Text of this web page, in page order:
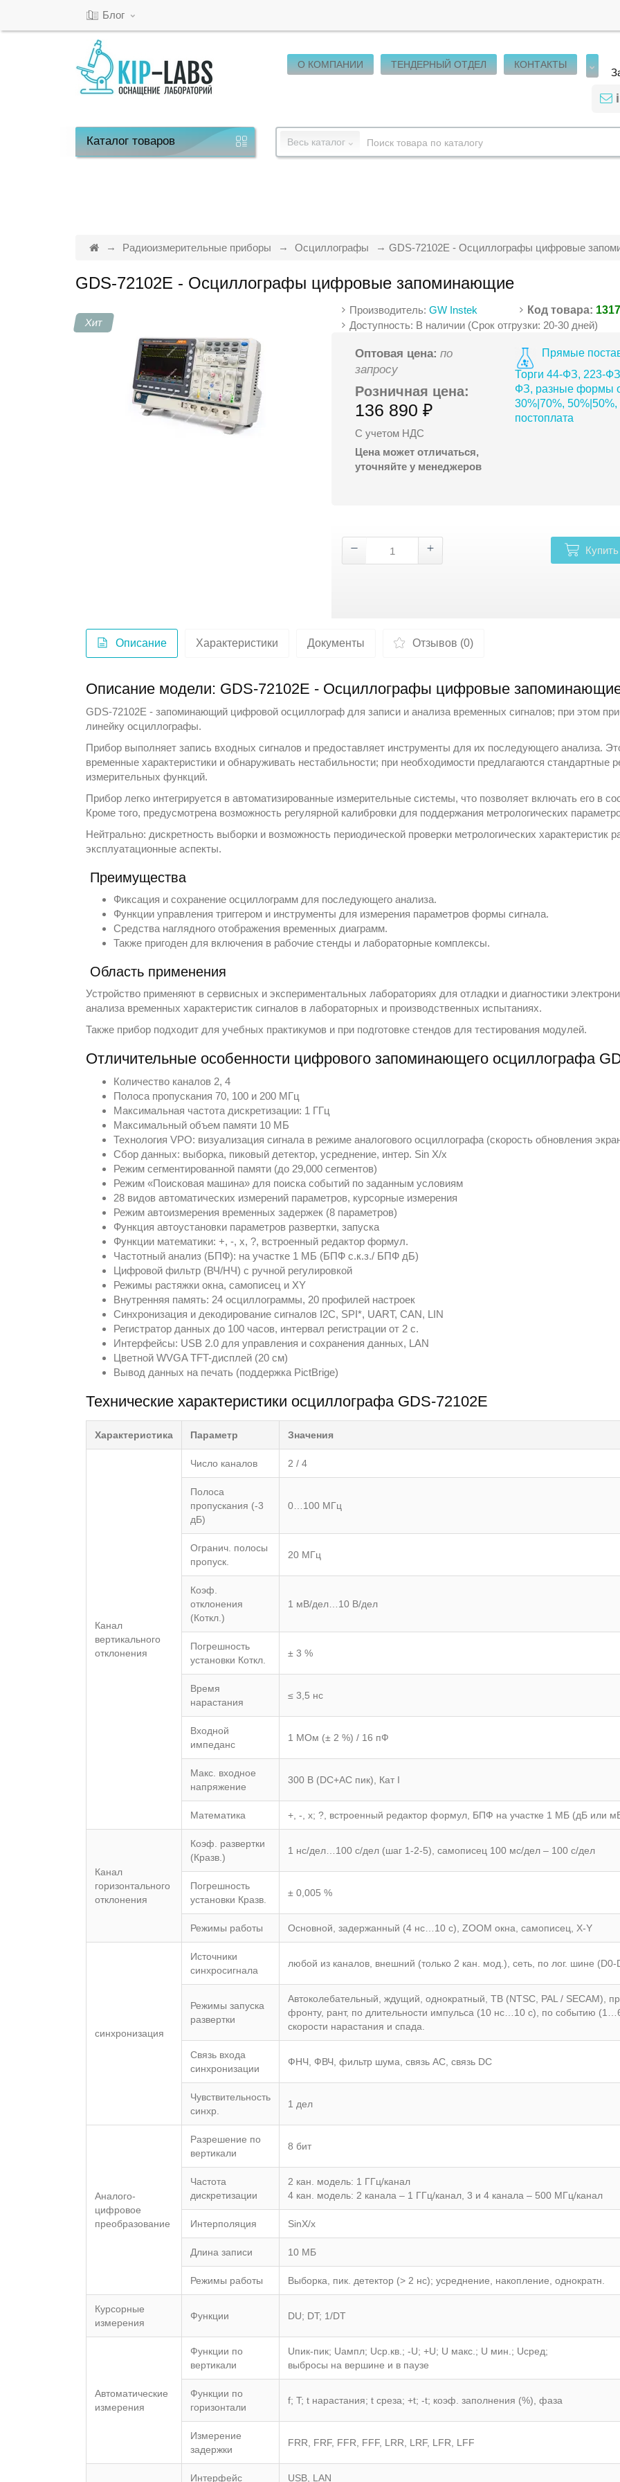
Блог
О КОМПАНИИ ТЕНДЕРНЫЙ ОТДЕЛ КОНТАКТЫ
Каталогтоваров Весь каталог
Радиоизмерительные приборы Осциллографы GDS-72102E - Осциллографы цифровые
GDS-72102E - Осциллографы цифровые запоминающие
Хит
Производитель:GW Instek Код товара:
Доступность: В наличии (Срок отгрузки: 20-30 дней)
Оптовая цена: по
запросу
Розничная цена:
136 890 ₽
С учетом НДС
Цена может отличаться,
уточняйте у менеджеров
Прямые
Торги 44-ФЗ, 223-
ФЗ, разные формы
30%|70%, 50%|50%,
постоплата
Купить
Описание Характеристики Документы Отзывов (0)
Описание модели: GDS-72102E - Осциллографы цифровые
GDS-72102E - запоминающий цифровой осциллограф для записи и анализа временных сигналов; при этом
линейкуосциллографы.
Прибор выполняет запись входных сигналов и предоставляет инструменты для их последующего анализа.
временные характеристики и обнаруживать нестабильности; при необходимости предлагаются стандартные
измерительных функций.
Прибор легко интегрируется в автоматизированные измерительные системы, что позволяет включать его в
Кроме того, предусмотрена возможность регулярной калибровки для поддержания метрологических
Нейтрально: дискретность выборки и возможность периодической проверки метрологических характеристик
эксплуатационные аспекты.
Преимущества
Фиксация и сохранение осциллограмм для последующего анализа.
Функции управления триггером и инструменты для измерения параметров формы сигнала.
Средства наглядного отображения временных диаграмм.
Также пригоден для включения в рабочие стенды и лабораторные комплексы.
Область применения
Устройство применяют в сервисных и экспериментальных лабораториях для отладки и диагностики
анализа временных характеристик сигналов в лабораторных и производственных испытаниях.
Также прибор подходит для учебных практикумов и при подготовке стендов для тестирования модулей.
Отличительные особенности цифрового запоминающего осциллографа
Количество каналов 2, 4
Полоса пропускания 70, 100 и 200 МГц
Максимальная частота дискретизации: 1 ГГц
Максимальный объем памяти 10 МБ
Технология VPO: визуализация сигнала в режиме аналогового осциллографа (скорость обновления
Сбор данных: выборка, пиковый детектор, усреднение, интер. Sin X/x
Режим сегментированной памяти (до 29,000 сегментов)
Режим «Поисковая машина» для поиска событий по заданным условиям
28 видов автоматических измерений параметров, курсорные измерения
Режим автоизмерения временных задержек (8 параметров)
Функция автоустановки параметров развертки, запуска
Функции математики: +, -, x, ?, встроенный редактор формул.
Частотный анализ (БПФ): на участке 1 МБ (БПФ с.к.з./ БПФ дБ)
Цифровой фильтр (ВЧ/НЧ) с ручной регулировкой
Режимы растяжки окна, самописец и XY
Внутренняя память: 24 осциллограммы, 20 профилей настроек
Синхронизация и декодирование сигналов I2C, SPI*, UART, CAN, LIN
Регистратор данных до 100 часов, интервал регистрации от 2 с.
Интерфейсы: USB 2.0 для управления и сохранения данных, LAN
Цветной WVGA TFT-дисплей (20 см)
Вывод данных на печать (поддержка PictBrige)
Технические характеристики осциллографа GDS-72102E
Характеристика Параметр Значения
Канал
вертикального
отклонения
Число каналов 2 / 4
Полоса
пропускания (-3
дБ)
0…100 МГц
Огранич. полосы
пропуск.
20 МГц
Коэф.
отклонения
(Коткл.)
1 мВ/дел…10 В/дел
Погрешность
установки Коткл.
± 3 %
Время
нарастания
≤ 3,5 нс
Входной
импеданс
1 МОм (± 2 %) / 16 пФ
Макс. входное
напряжение
300 В (DC+AС пик), Кат I
Математика +, -, х; ?, встроенный редактор формул, БПФ на участке 1 МБ (дБ или
Канал
горизонтального
отклонения
Коэф. развертки
(Кразв.)
1 нс/дел…100 с/дел (шаг 1-2-5), самописец 100 мс/дел – 100 с/дел
Погрешность
установки Кразв.
± 0,005 %
Режимы работы Основной, задержанный (4 нс…10 с), ZOOM окна, самописец, X-Y
синхронизация
Источники
синхросигнала
любой из каналов, внешний (только 2 кан. мод.), сеть, по лог. шине (D0-
Режимы запуска
развертки
Автоколебательный, ждущий, однократный, ТВ (NTSC, PAL / SECAM),
фронту, рант, по длительности импульса (10 нс…10 с), по событию
скорости нарастания и спада.
Связь входа
синхронизации
ФНЧ, ФВЧ, фильтр шума, связь АС, связь DC
Чувствительность
синхр.
1 дел
Аналого-
цифровое
преобразование
Разрешение по
вертикали
8 бит
Частота
дискретизации
2 кан. модель: 1 ГГц/канал
4 кан. модель: 2 канала – 1 ГГц/канал, 3 и 4 канала – 500 МГц/канал
Интерполяция SinX/x
Длина записи 10 МБ
Режимы работы Выборка, пик. детектор (> 2 нс); усреднение, накопление, однократн.
Курсорные
измерения
Функции DU; DT; 1/DT
Автоматические
измерения
Функции по
вертикали
Uпик-пик; Uампл; Uср.кв.; -U; +U; U макс.; U мин.; Uсред;
выбросы на вершине и в паузе
Функции по
горизонтали
f; T; t нарастания; t среза; +t; -t; коэф. заполнения (%), фаза
Измерение
задержки
FRR, FRF, FFR, FFF, LRR, LRF, LFR, LFF
Интерфейс USB, LAN